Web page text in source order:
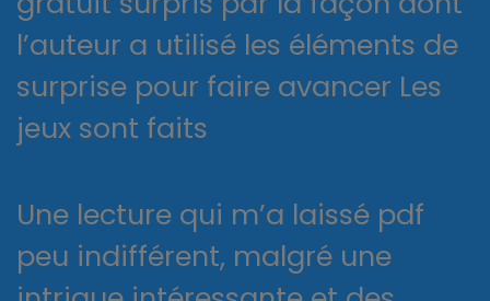
l’auteur a utilisé les éléments de
surprise pour faire avancer Les
jeux sont faits
Une lecture qui m’a laissé pdf
peu indifférent, malgré une